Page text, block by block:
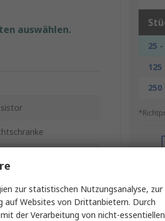
25
125
250
auswählen.
zur statistischen Nutzungsanalyse, zur
auf Websites von Drittanbietern. Durch
der Verarbeitung von nicht-essentiellen